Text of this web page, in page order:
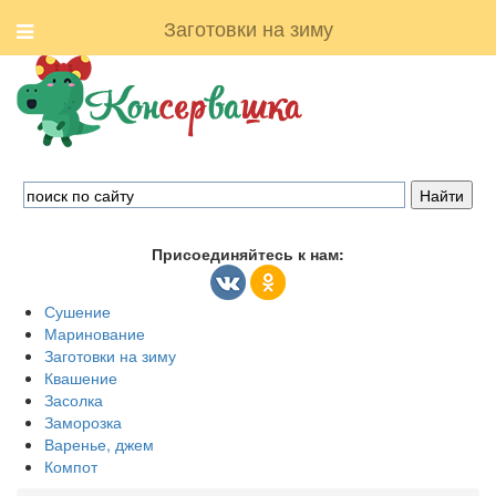
Заготовки на зиму
Присоединяйтесь к нам:
Сушение
Маринование
Заготовки на зиму
Квашение
Засолка
Заморозка
Варенье, джем
Компот